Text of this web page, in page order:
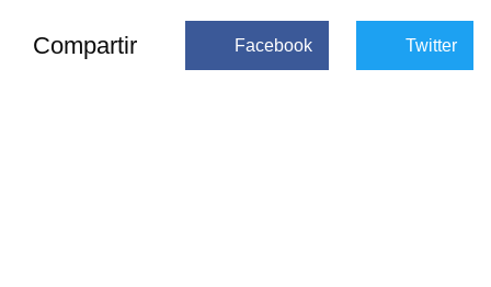
Compartir Facebook Twitter